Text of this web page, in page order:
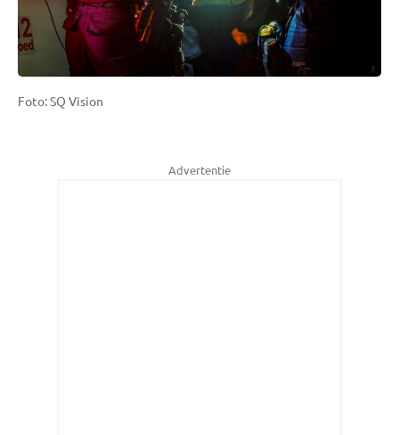
Foto: SQ Vision
Advertentie